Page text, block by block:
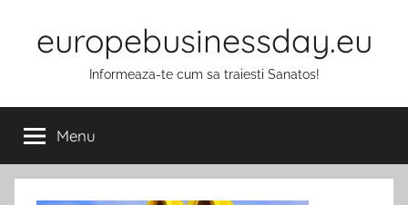
europebusinessday.eu
Informeaza-te cum sa traiesti Sanatos!
Menu